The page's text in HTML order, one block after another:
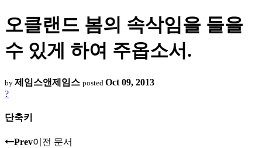
오클랜드 봄의 속삭임을 들을
수 있게 하여 주옵소서.
by 제임스앤제임스 posted Oct 09, 2013
?
단축키
Prev이전 문서